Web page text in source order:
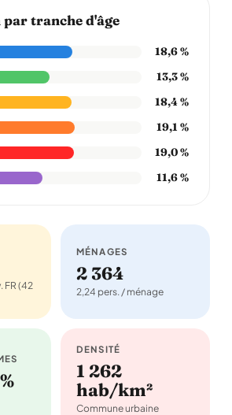
tranche d'âge
18,6 %
13,3 %
18,4 %
19,1 %
19,0 %
11,6 %
FR (42
MÉNAGES
2 364
2,24 pers. / ménage
DENSITÉ
1 262
hab/km²
Commune urbaine